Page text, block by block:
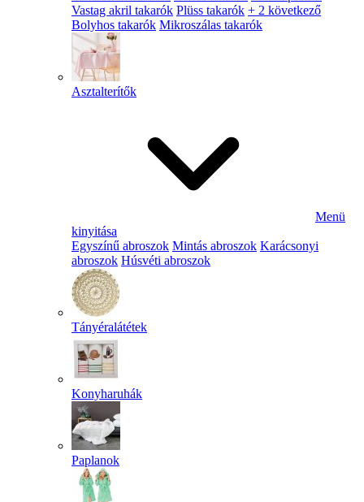
Vastag akril takarók Plüss takarók + 2 következő
Bolyhos takarók Mikroszálas takarók
Asztalterítők
Menü
kinyitása
Egyszínű abroszok Mintás abroszok Karácsonyi
abroszok Húsvéti abroszok
Tányéralátétek
Konyharuhák
Paplanok